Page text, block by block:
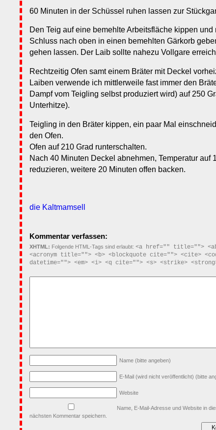
60 Minuten in der Schüssel ruhen lassen zur
Den Teig auf eine bemehlte Arbeitsfläche kippen und
Schluss nach oben in einen bemehlten Gärkorb
gehen lassen. Der Laib sollte nahezu Vollgare
Rechtzeitig Ofen samt einem Bräter mit Deckel
Laiben verwende ich mittlerweile fast immer den
Dampf vom Teigling selbst produziert wird) auf 250
Unterhitze).
Teigling in den Bräter kippen, ein paar Mal
den Ofen.
Ofen auf 210 Grad runterschalten.
Nach 40 Minuten Deckel abnehmen, Temperatur auf
reduzieren, weitere 20 Minuten offen backen.
die Kaltmamsell
Kommentar verfassen:
XHTML: Folgende HTML-Tags sind erlaubt: <a href="" title="">
<acronym title=""> <b> <blockquote cite=""> <cite>
datetime=""> <em> <i> <q cite=""> <s> <strike>
Name (bitte angeben)
E-Mail (wird nicht veröffentlicht) (bitte
Website
Name, E-Mail-Adresse und Website in
nächsten Kommentar speichern.